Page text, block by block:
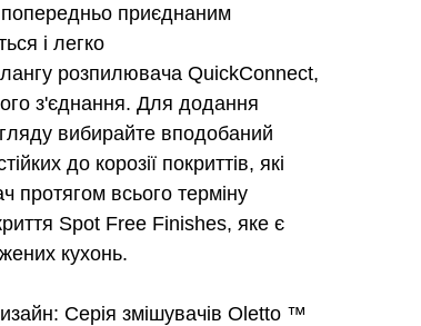
попередньо приєднаним
і легко
розпилювача QuickConnect,
з'єднання. Для додання
вибирайте вподобаний
до корозії покриттів, які
протягом всього терміну
Spot Free Finishes, яке є
кухонь.
Серія змішувачів Oletto ™